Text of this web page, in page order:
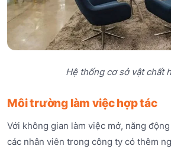
Hệ thống cơ sở vật chất
Môi trường làm việc hợp tác
Với không gian làm việc mở, năng
các nhân viên trong công ty có thêm